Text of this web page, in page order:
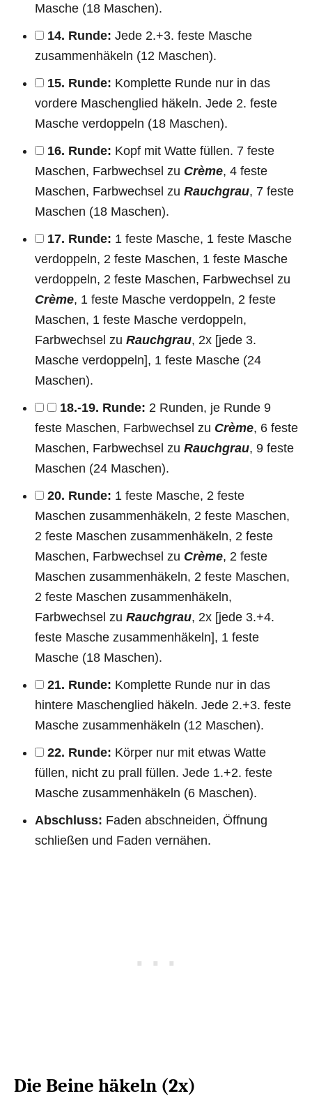
Masche (18 Maschen).
14. Runde: Jede 2.+3. feste Masche
zusammenhäkeln (12 Maschen).
15. Runde: Komplette Runde nur in das
vordere Maschenglied häkeln. Jede 2. feste
Masche verdoppeln (18 Maschen).
16. Runde: Kopf mit Watte füllen. 7 feste
Maschen, Farbwechsel zu Crème, 4 feste
Maschen, Farbwechsel zu Rauchgrau, 7 feste
Maschen (18 Maschen).
17. Runde: 1 feste Masche, 1 feste Masche
verdoppeln, 2 feste Maschen, 1 feste Masche
verdoppeln, 2 feste Maschen, Farbwechsel zu
Crème, 1 feste Masche verdoppeln, 2 feste
Maschen, 1 feste Masche verdoppeln,
Farbwechsel zu Rauchgrau, 2x [jede 3.
Masche verdoppeln], 1 feste Masche (24
Maschen).
18.-19. Runde: 2 Runden, je Runde 9
feste Maschen, Farbwechsel zu Crème, 6 feste
Maschen, Farbwechsel zu Rauchgrau, 9 feste
Maschen (24 Maschen).
20. Runde: 1 feste Masche, 2 feste
Maschen zusammenhäkeln, 2 feste Maschen,
2 feste Maschen zusammenhäkeln, 2 feste
Maschen, Farbwechsel zu Crème, 2 feste
Maschen zusammenhäkeln, 2 feste Maschen,
2 feste Maschen zusammenhäkeln,
Farbwechsel zu Rauchgrau, 2x [jede 3.+4.
feste Masche zusammenhäkeln], 1 feste
Masche (18 Maschen).
21. Runde: Komplette Runde nur in das
hintere Maschenglied häkeln. Jede 2.+3. feste
Masche zusammenhäkeln (12 Maschen).
22. Runde: Körper nur mit etwas Watte
füllen, nicht zu prall füllen. Jede 1.+2. feste
Masche zusammenhäkeln (6 Maschen).
Abschluss: Faden abschneiden, Öffnung
schließen und Faden vernähen.
Die Beine häkeln (2x)